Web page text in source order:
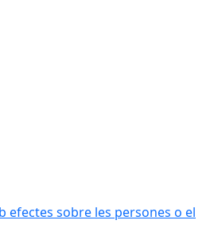
efectes sobre les persones o el